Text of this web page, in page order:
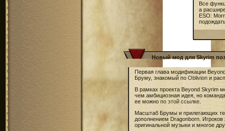
Все
а
ESO:
Новый мод для Skyrim
Первая глава модификации
Бруму, знакомый по Oblivion и
В рамках проекта Beyond Skyrim
чем амбициозная идея, но
ее можно по этой ссылке
Масштаб Брумы и прилегающих
дополнением Dragonborn.
оригинальной музыки и многое